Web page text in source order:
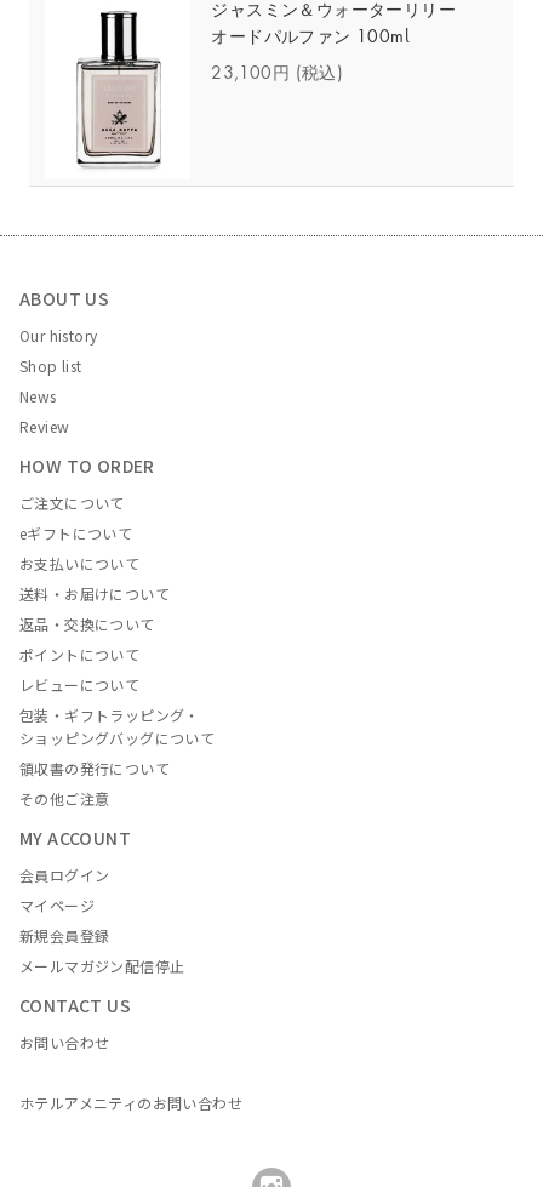
ジャスミン＆ウォーターリリー
オードパルファン 100ml
23,100円 (税込)
ABOUT US
Our history
Shop list
News
Review
HOW TO ORDER
ご注文について
eギフトについて
お支払いについて
送料・お届けについて
返品・交換について
ポイントについて
レビューについて
包装・ギフトラッピング・
ショッピングバッグについて
領収書の発行について
その他ご注意
MY ACCOUNT
会員ログイン
マイページ
新規会員登録
メールマガジン配信停止
CONTACT US
お問い合わせ
ホテルアメニティのお問い合わせ